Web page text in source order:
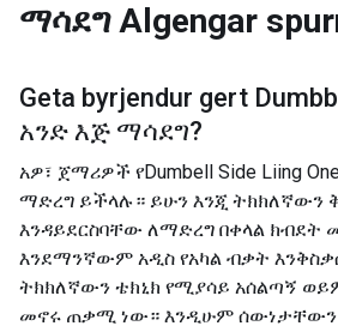
ማሳደግ Algengar
Geta byrjendur gert
አንድ እጅ ማሳደግ?
አዎ፣ ጀማሪዎች የDumbell Side Liing
ማድረግ ይችላሉ። ይሁን እንጂ ትክክለኛውን
እንዳይደርስባቸው ለማድረግ በቀላል ክብደት
እንደማንኛውም አዲስ የአካል ብቃት
ትክክለኛውን ቴክኒክ የሚያሳይ አሰልጣኝ
መኖሩ ጠቃሚ ነው። እንዲሁም